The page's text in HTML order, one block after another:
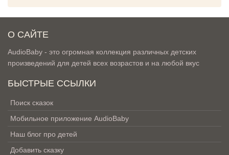
О САЙТЕ
AudioBaby - это огромная коллекция различных детских
произведений для детей всех возрастов и на любой вкус
БЫСТРЫЕ ССЫЛКИ
Поиск сказок
Мобильное приложение AudioBaby
Наш блог про детей
Добавить сказку